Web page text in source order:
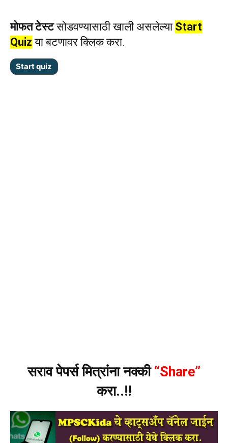
मोफत टेस्टसोडवण्यासाठी खाली असलेल्या Start
Quiz या बटणावर क्लिक करा.
सराव पेपर्स मित्रांना नक्की“Share”
करा..!!